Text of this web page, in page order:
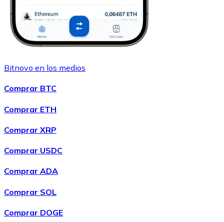
Bitnovo en los medios
Comprar BTC
Comprar ETH
Comprar XRP
Comprar USDC
Comprar ADA
Comprar SOL
Comprar DOGE